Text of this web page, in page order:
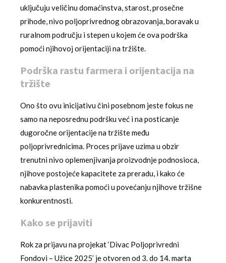
uključuju veličinu domaćinstva, starost, prosečne
prihode, nivo poljoprivrednog obrazovanja, boravak u
ruralnom području i stepen u kojem će ova podrška
pomoći njihovoj orijentaciji na tržište.
Podrška rastu farmera i orijentacija na
tržište
Ono što ovu inicijativu čini posebnom jeste fokus ne
samo na neposrednu podršku već i na posticanje
dugoročne orijentacije na tržište među
poljoprivrednicima. Proces prijave uzima u obzir
trenutni nivo oplemenjivanja proizvodnje podnosioca,
njihove postojeće kapacitete za preradu, i kako će
nabavka plastenika pomoći u povećanju njihove tržišne
konkurentnosti.
Kako se prijaviti
Rok za prijavu na projekat ‘Divac Poljoprivredni
Fondovi – Užice 2025’ je otvoren od 3. do 14. marta